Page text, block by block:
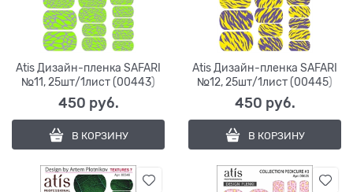
Atis Дизайн-пленка SAFARI
№11, 25шт/1лист (00443)
450 руб.
В КОРЗИНУ
Atis Дизайн-пленка SAFARI
№12, 25шт/1лист (00445)
450 руб.
В КОРЗИНУ